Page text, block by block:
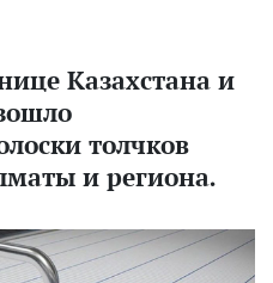
Казахстана и
толчков
и региона.